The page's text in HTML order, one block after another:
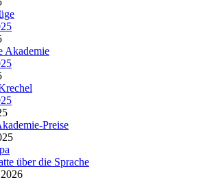
Akademie
Preise
über die Sprache